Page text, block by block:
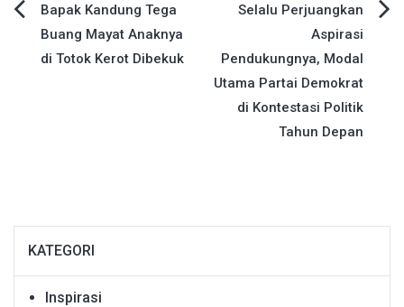
Navigasi
pos
Bapak Kandung Tega
Buang Mayat Anaknya
di Totok Kerot Dibekuk
Selalu Perjuangkan
Aspirasi
Pendukungnya, Modal
Utama Partai Demokrat
di Kontestasi Politik
Tahun Depan
KATEGORI
Inspirasi